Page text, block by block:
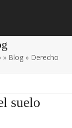
» Blog » Derecho
suelo